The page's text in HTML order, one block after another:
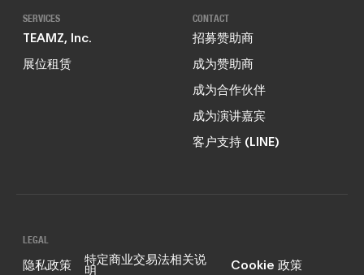
SERVICES
TEAMZ, Inc.
展位租赁
CONTACT
招募赞助商
成为赞助商
成为合作伙伴
成为演讲嘉宾
客户支持 (LINE)
LEGAL
隐私政策 特定商业交易法相关说
明
Cookie 政策